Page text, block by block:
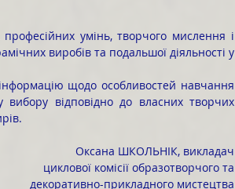
виробів та подальшої діяльності у
відповідно до власних творчих
Оксана ШКОЛЬНІК, викладач
циклової комісії образотворчого та
декоративно-прикладного мистецтва